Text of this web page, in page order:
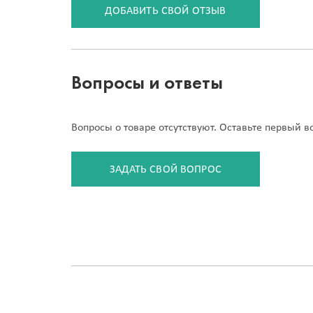
ДОБАВИТЬ СВОЙ ОТЗЫВ
Вопросы и ответы
Вопросы о товаре отсутствуют. Оставьте первый
ЗАДАТЬ СВОЙ ВОПРОС